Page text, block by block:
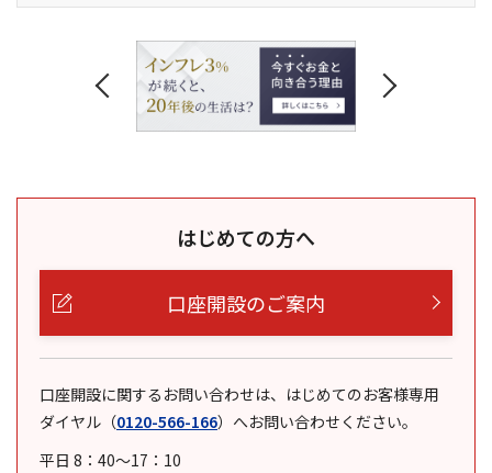
はじめての方へ
口座開設のご案内
口座開設に関するお問い合わせは、はじめてのお客様専用
ダイヤル （0120-566-166） へお問い合わせください。
平日 8：40～17：10